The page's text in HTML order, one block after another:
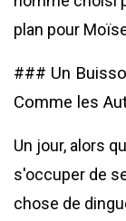
plan pour
### Un
Comme les
Un jour, alors
s'occuper de
chose de